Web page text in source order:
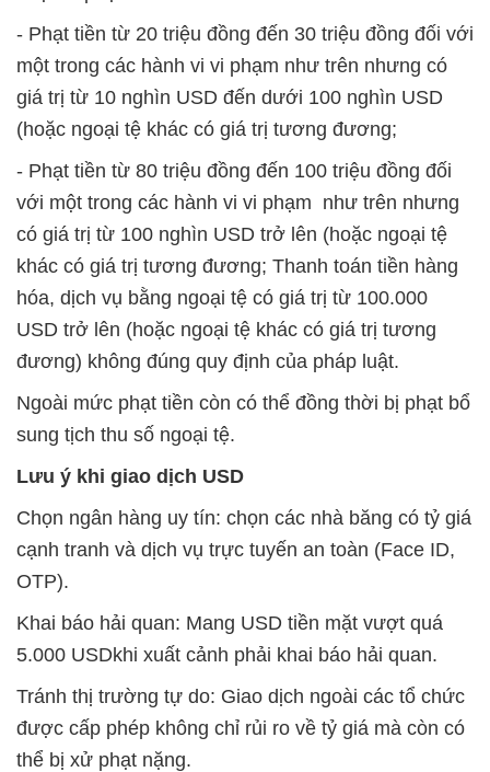
- Phạt tiền từ 20 triệu đồng đến 30 triệu đồng đối với
một trong các hành vi vi phạm như trên nhưng có
giá trị từ 10 nghìn USD đến dưới 100 nghìn USD
(hoặc ngoại tệ khác có giá trị tương đương;
- Phạt tiền từ 80 triệu đồng đến 100 triệu đồng đối
với một trong các hành vi vi phạm như trên nhưng
có giá trị từ 100 nghìn USD trở lên (hoặc ngoại tệ
khác có giá trị tương đương; Thanh toán tiền hàng
hóa, dịch vụ bằng ngoại tệ có giá trị từ 100.000
USD trở lên (hoặc ngoại tệ khác có giá trị tương
đương) không đúng quy định của pháp luật.
Ngoài mức phạt tiền còn có thể đồng thời bị phạt bổ
sung tịch thu số ngoại tệ.
Lưu ý khi giao dịch USD
Chọn ngân hàng uy tín: chọn các nhà băng có tỷ giá
cạnh tranh và dịch vụ trực tuyến an toàn (Face ID,
OTP).
Khai báo hải quan: Mang USD tiền mặt vượt quá
5.000 USDkhi xuất cảnh phải khai báo hải quan.
Tránh thị trường tự do: Giao dịch ngoài các tổ chức
được cấp phép không chỉ rủi ro về tỷ giá mà còn có
thể bị xử phạt nặng.